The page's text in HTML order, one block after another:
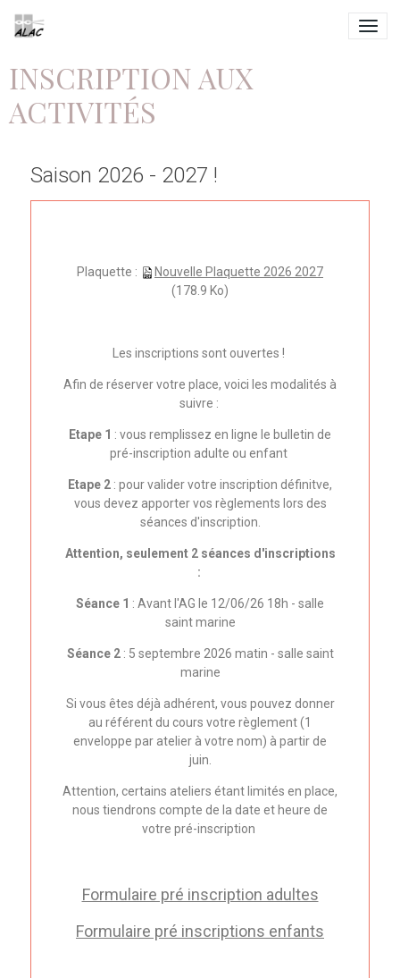
INSCRIPTION AUX
ACTIVITÉS
Saison 2026 - 2027 !
Plaquette :
Nouvelle Plaquette 2026 2027
(178.9 Ko)
Les inscriptions sont ouvertes !
Afin de réserver votre place, voici les modalités à
suivre :
Etape 1 : vous remplissez en ligne le bulletin de
pré-inscription adulte ou enfant
Etape 2 : pour valider votre inscription définitve,
vous devez apporter vos règlements lors des
séances d'inscription.
Attention, seulement 2 séances d'inscriptions
:
Séance 1 : Avant l'AG le 12/06/26 18h - salle
saint marine
Séance 2: 5 septembre 2026 matin - salle saint
marine
Si vous êtes déjà adhérent, vous pouvez donner
au référent du cours votre règlement (1
enveloppe par atelier à votre nom) à partir de
juin.
Attention, certains ateliers étant limités en place,
nous tiendrons compte de la date et heure de
votre pré-inscription
Formulaire pré inscription adultes
Formulaire pré inscriptions enfants